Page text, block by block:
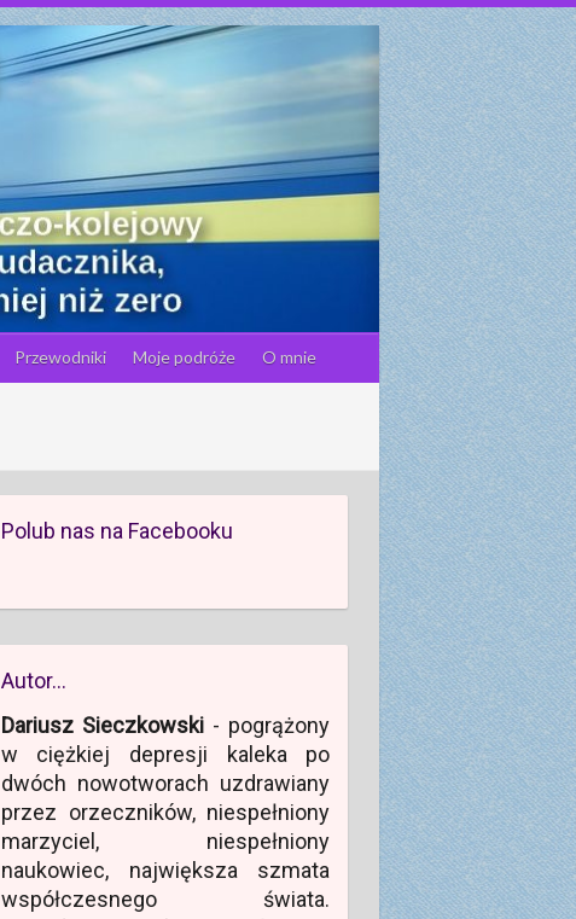
Przewodniki Moje podróże O mnie
Polub nas na Facebooku
Autor…
Dariusz Sieczkowski - pogrążony
w ciężkiej depresji kaleka po
dwóch nowotworach uzdrawiany
przez orzeczników, niespełniony
marzyciel, niespełniony
naukowiec, największa szmata
współczesnego świata.